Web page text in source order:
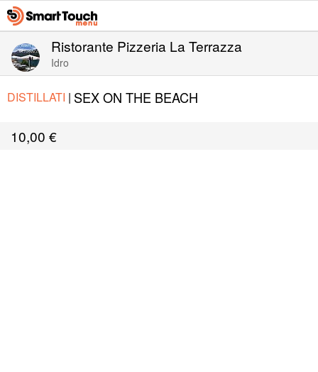
Ristorante Pizzeria La Terrazza
Idro
DISTILLATI | SEX ON THE BEACH
10,00 €